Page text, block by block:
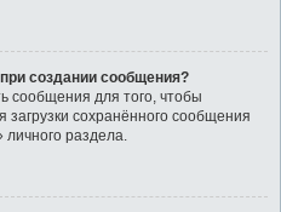
создании сообщения?
сообщения для того, чтобы
загрузки сохранённого сообщения
раздела.